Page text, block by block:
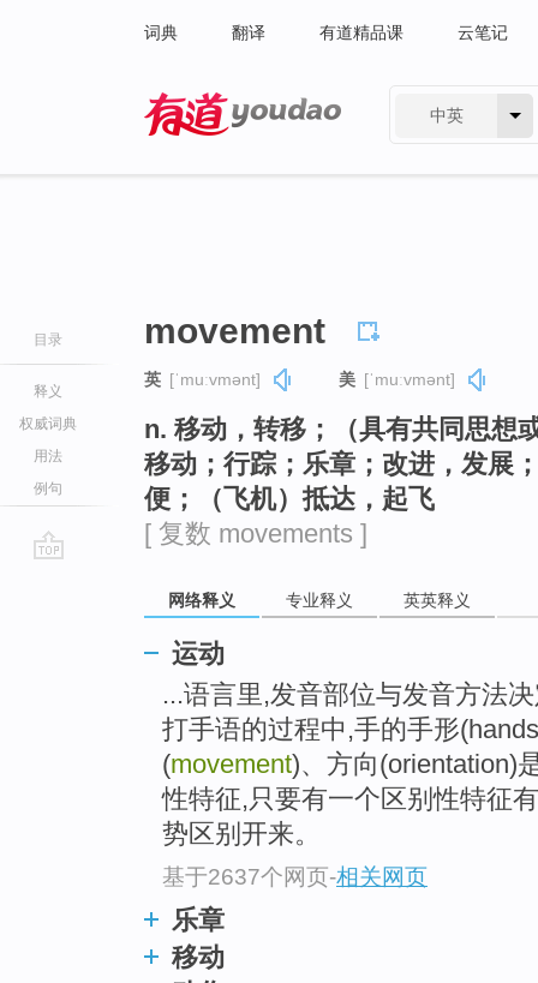
词典 翻译 有道精品课 云笔记
中英
目录
释义
权威词典
用法
例句
movement
英 [ˈmuːvmənt] 美 [ˈmuːvmənt]
n. 移动，转移；（具有共同思想
移动；行踪；乐章；改进，发展
便；（飞机）抵达，起飞
[ 复数 movements ]
网络释义 专业释义 英英释义
运动
...语言里,发音部位与发音方法
打手语的过程中,手的手形
(movement)、方向(orientation)
性特征,只要有一个区别性特征
势区别开来。
基于2637个网页-相关网页
乐章
移动